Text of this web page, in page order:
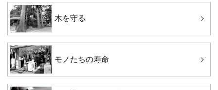
木を守る
モノたちの寿命